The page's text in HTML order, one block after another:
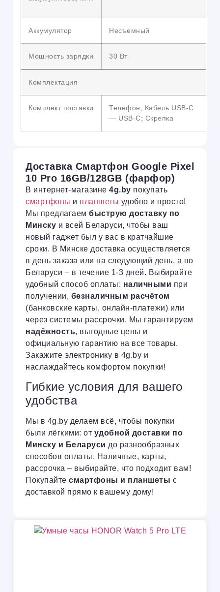
Аккумулятор Несъемный
Мощность зарядки 30 Вт
Комплектация
Комплект поставки
Телефон; Кабель USB-C
— USB-C; Скрепка
Доставка Смартфон Google Pixel
10 Pro 16GB/128GB (фарфор)
В интернет-магазине 4g.by покупать
смартфоны и планшеты удобно и просто!
Мы предлагаем быструю доставку по
Минску и всей Беларуси, чтобы ваш
новый гаджет был у вас в кратчайшие
сроки. В Минске доставка осуществляется
в день заказа или на следующий день, а по
Беларуси – в течение 1-3 дней. Выбирайте
удобный способ оплаты: наличными при
получении, безналичным расчётом
(банковские карты, онлайн-платежи) или
через системы рассрочки. Мы гарантируем
надёжность, выгодные цены и
официальную гарантию на все товары.
Закажите электронику в 4g.by и
наслаждайтесь комфортом покупки!
Гибкие условия для вашего
удобства
Мы в 4g.by делаем всё, чтобы покупки
были лёгкими: от удобной доставки по
Минску и Беларуси до разнообразных
способов оплаты. Наличные, карты,
рассрочка – выбирайте, что подходит вам!
Покупайте смартфоны и планшеты с
доставкой прямо к вашему дому!